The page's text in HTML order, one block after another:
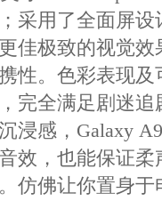
采用了全面屏
佳极致的视觉
性。色彩表现
完全满足剧迷
浸感，Galaxy
效，也能保证
仿佛让你置身